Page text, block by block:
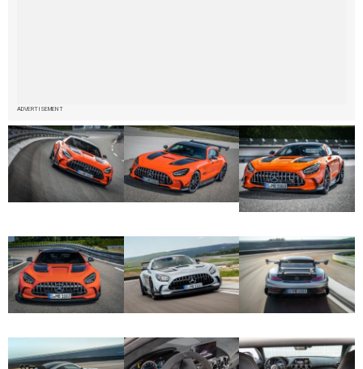
ADVERTISEMENT